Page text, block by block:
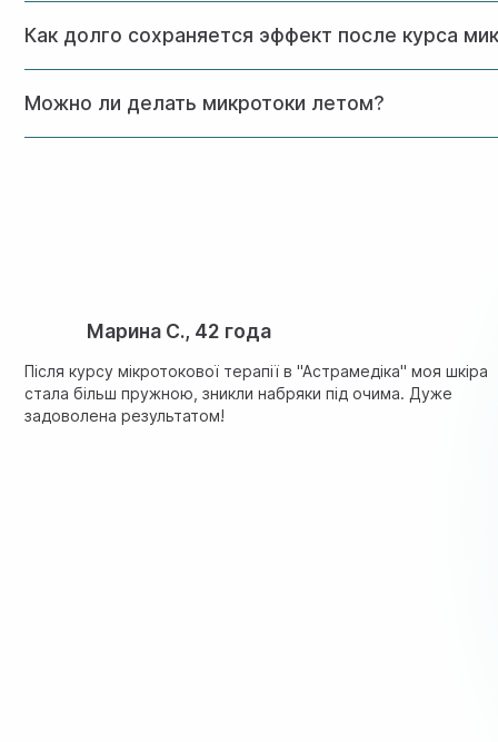
Как долго сохраняется эффект после курса
Можно ли делать микротоки летом?
Марина С., 42 года
Після курсу мікротокової терапії в "Астрамедiка" моя шкіра
стала більш пружною, зникли набряки під очима. Дуже
задоволена результатом!